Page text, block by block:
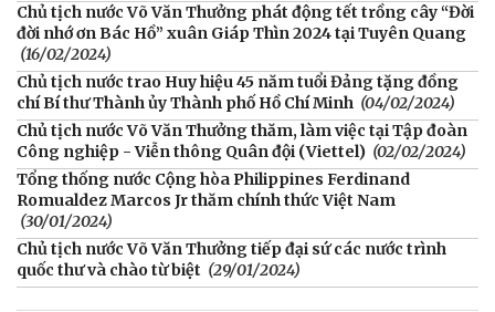
Chủ tịch nước Võ Văn Thưởng phát động tết trồng cây “Đời
đời nhớ ơn Bác Hồ” xuân Giáp Thìn 2024 tại Tuyên Quang
(16/02/2024)
Chủ tịch nước trao Huy hiệu 45 năm tuổi Đảng tặng đồng
chí Bí thư Thành ủy Thành phố Hồ Chí Minh (04/02/2024)
Chủ tịch nước Võ Văn Thưởng thăm, làm việc tại Tập đoàn
Công nghiệp - Viễn thông Quân đội (Viettel) (02/02/2024)
Tổng thống nước Cộng hòa Philippines Ferdinand
Romualdez Marcos Jr thăm chính thức Việt Nam
(30/01/2024)
Chủ tịch nước Võ Văn Thưởng tiếp đại sứ các nước trình
quốc thư và chào từ biệt (29/01/2024)